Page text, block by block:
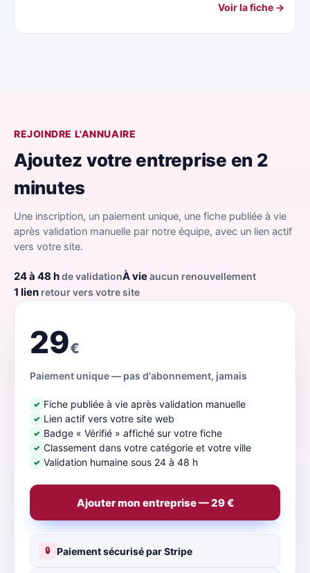
Voir la fiche →
REJOINDRE L'ANNUAIRE
Ajoutez votre entreprise en 2
minutes
Une inscription, un paiement unique, une fiche publiée à vie
après validation manuelle par notre équipe, avec un lien actif
vers votre site.
24 à 48 hde validationÀ vieaucun renouvellement
1 lien retour vers votre site
29€
Paiement unique — pas d'abonnement, jamais
✓ Fiche publiée à vie après validation manuelle
✓ Lien actif vers votre site web
✓ Badge « Vérifié » affiché sur votre fiche
✓ Classement dans votre catégorie et votre ville
✓ Validation humaine sous 24 à 48 h
Ajouter mon entreprise — 29 €
🔒 Paiement sécurisé par Stripe